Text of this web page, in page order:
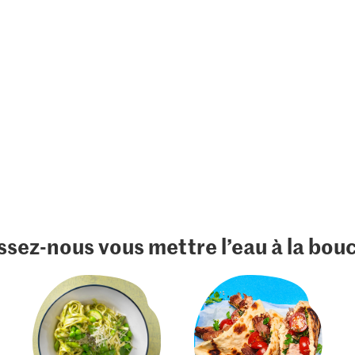
nous vous mettre l’eau à la